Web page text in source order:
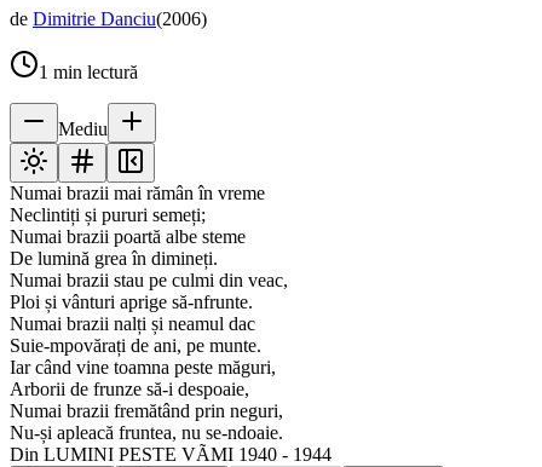
de Dimitrie Danciu(2006)
1 min lectură
Mediu
Numai brazii mai rămân în vreme
Neclintiți și pururi semeți;
Numai brazii poartă albe steme
De lumină grea în dimineți.
Numai brazii stau pe culmi din veac,
Ploi și vânturi aprige să-nfrunte.
Numai brazii nalți și neamul dac
Suie-mpovărați de ani, pe munte.
Iar când vine toamna peste măguri,
Arborii de frunze să-i despoaie,
Numai brazii fremătând prin neguri,
Nu-și apleacă fruntea, nu se-ndoaie.
Din LUMINI PESTE VÃMI 1940 - 1944